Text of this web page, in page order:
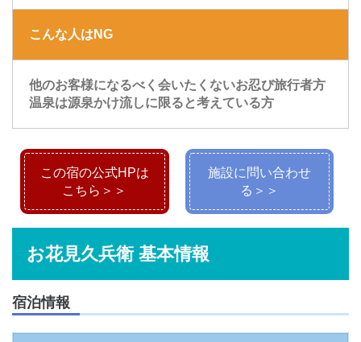
こんな人はNG
他のお客様になるべく会いたくないお忍び旅行者方
温泉は源泉かけ流しに限ると考えている方
この宿の公式HPは
こちら＞＞
施設に問い合わせ
る＞＞
お花見久兵衛 基本情報
宿泊情報